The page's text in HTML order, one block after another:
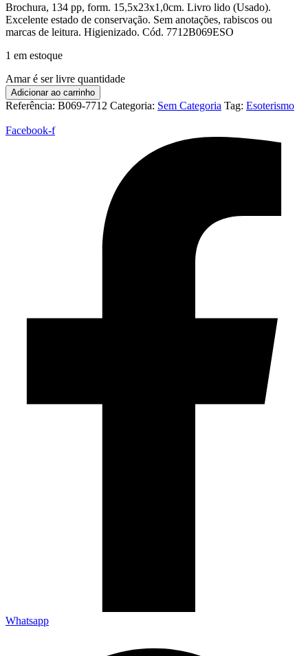
Brochura, 134 pp, form. 15,5x23x1,0cm. Livro lido (Usado).
Excelente estado de conservação. Sem anotações, rabiscos ou
marcas de leitura. Higienizado. Cód. 7712B069ESO
1 em estoque
Amar é ser livre quantidade
Adicionar ao carrinho
Referência: B069-7712 Categoria: Sem Categoria Tag: Esoterismo
Facebook-f
Whatsapp